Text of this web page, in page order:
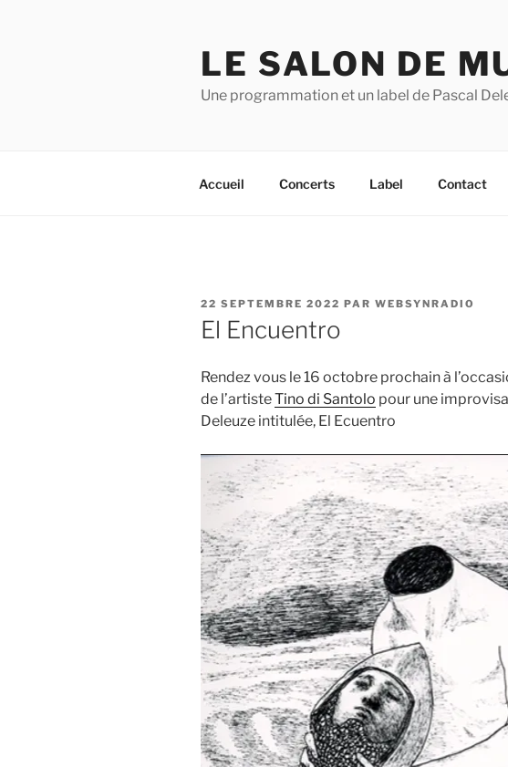
LE SALON DE
Une programmation et un label de Pascal
Accueil Concerts Label Contact
PUBLIÉ
LE
22 SEPTEMBRE 2022 PAR WEBSYNRADIO
El Encuentro
Rendez vous le 16 octobre prochain à
de l’artisteTino di Santolo pour une
Deleuze intitulée, El Ecuentro